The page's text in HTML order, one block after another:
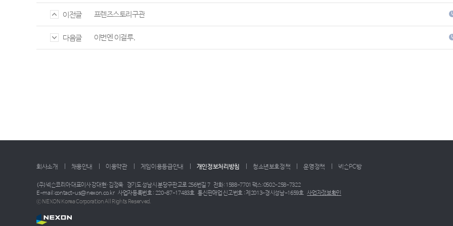
이전글 프렌즈스토리구관
다음글 이번엔 이걸루.
회사소개 채용안내 이용약관 게임이용등급안내 개인정보처리방침 청소년보호정책 운영정책 넥슨PC방
(주)넥슨코리아 대표이사 강대현·김정욱 경기도 성남시 분당구판교로 256번길 7 전화: 1588-7701 팩스:0502-258-7322
E-mail:contact-us@nexon.co.kr 사업자등록번호 : 220-87-17483호 통신판매업 신고번호 : 제2013-경시성남-1659호 사업자정보확인
ⓒ NEXON Korea Corporation All Rights Reserved.